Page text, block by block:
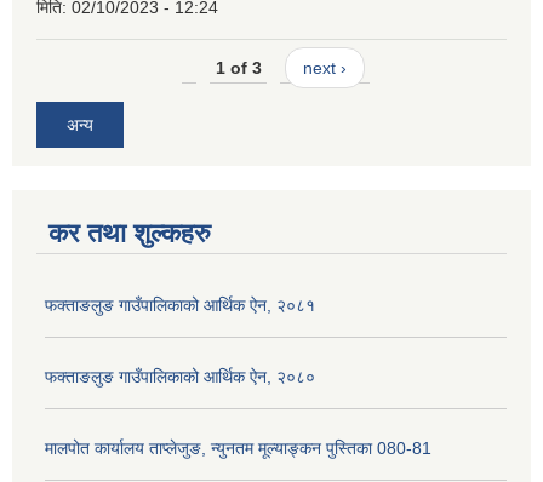
मिति: 02/10/2023 - 12:24
1 of 3 next ›
अन्य
कर तथा शुल्कहरु
फक्ताङलुङ गाउँपालिकाको आर्थिक ऐन, २०८१
फक्ताङलुङ गाउँपालिकाको आर्थिक ऐन, २०८०
मालपोत कार्यालय ताप्लेजुङ, न्युनतम मूल्याङ्कन पुस्तिका 080-81